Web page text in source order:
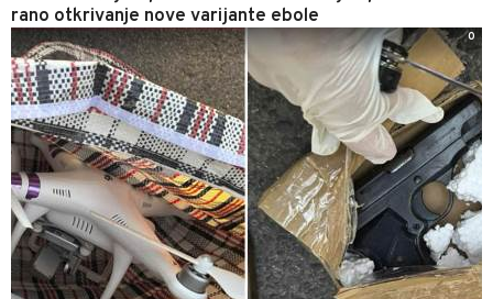
rano otkrivanje nove varijante ebole
0